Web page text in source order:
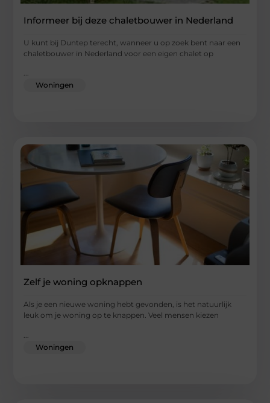
Informeer bij deze chaletbouwer in Nederland
U kunt bij Duntep terecht, wanneer u op zoek bent naar een
chaletbouwer in Nederland voor een eigen chalet op
...
Woningen
Zelf je woning opknappen
Als je een nieuwe woning hebt gevonden, is het natuurlijk
leuk om je woning op te knappen. Veel mensen kiezen
Woningen